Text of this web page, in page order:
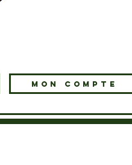
MON COMPTE